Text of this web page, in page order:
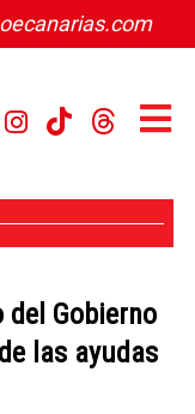
del Gobierno
las ayudas